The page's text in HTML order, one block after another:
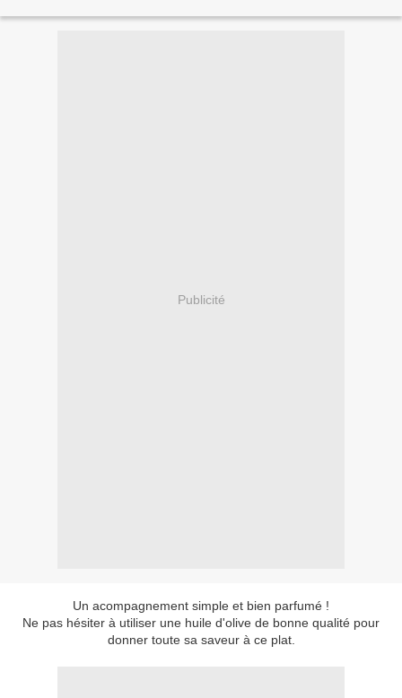
Publicité
Un acompagnement simple et bien parfumé !
Ne pas hésiter à utiliser une huile d'olive de bonne qualité pour
donner toute sa saveur à ce plat.